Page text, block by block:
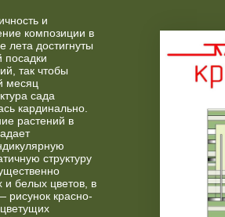
и
композиции в
лета достигнуты
посадки
так чтобы
месяц
сада
кардинально.
растений в
структуру
и белых цветов, в
рисунок красно-